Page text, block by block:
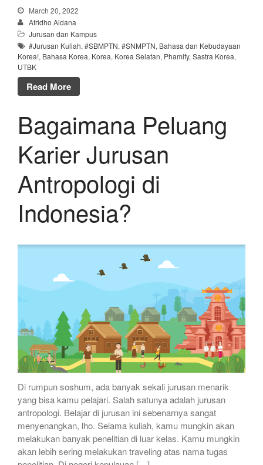
March 20, 2022
Afridho Aldana
Jurusan dan Kampus
#Jurusan Kuliah, #SBMPTN, #SNMPTN, Bahasa dan Kebudayaan
Korea!, Bahasa Korea, Korea, Korea Selatan, Phamify, Sastra Korea,
UTBK
Read More
Bagaimana Peluang
Karier Jurusan
Antropologi di
Indonesia?
Di rumpun soshum, ada banyak sekali jurusan menarik
yang bisa kamu pelajari. Salah satunya adalah jurusan
antropologi. Belajar di jurusan ini sebenarnya sangat
menyenangkan, lho. Selama kuliah, kamu mungkin akan
melakukan banyak penelitian di luar kelas. Kamu mungkin
akan lebih sering melakukan traveling atas nama tugas